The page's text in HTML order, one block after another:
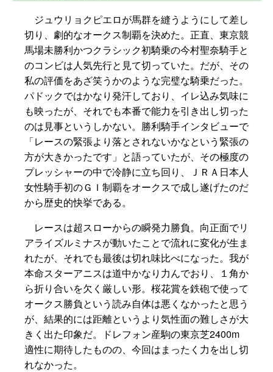
ジュウリョクピエロが馬群を縫うようにして差し
切り、劇的なオークス制覇を決めた。正直、東京競
馬場未勝利かつクラシック初騎乗の今村聖奈騎手と
のコンビは人気先行と見て切っていた。だが、その
私の評価をあざ笑うかのような完璧な騎乗だった。
パドックではかなり発汗しており、イレ込み気味に
も映ったが、それでも本番で能力を引き出し切った
のは見事というしかない。勝利騎手インタビューで
「レースの緊張より落とされないかなという緊張の
方が大きかったです」と語っていたが、その極度の
プレッシャーの中で冷静に立ち回り、ＪＲＡ日本人
女性騎手初のＧＩ制覇をオークスで成し遂げたのだ
から歴史的快挙である。
レースは超スローからの瞬発力勝負。向正面でリ
アライズルミナスが動いたことで流れに変化が生ま
れたが、それでも最後は切れ味比べになった。我が
本命スターアニスは道中かなり力んでおり、１角か
ら折り合いを欠く厳しい形。桜花賞を鉄砲で使って
オークス勝負という読み自体は悪くなかったと思う
が、結果的には距離というより気性面の難しさが大
きく出た印象だ。ドレフォン産駒の東京芝2400m
適性に期待したものの、今回はまったく力を出し切
れなかった。